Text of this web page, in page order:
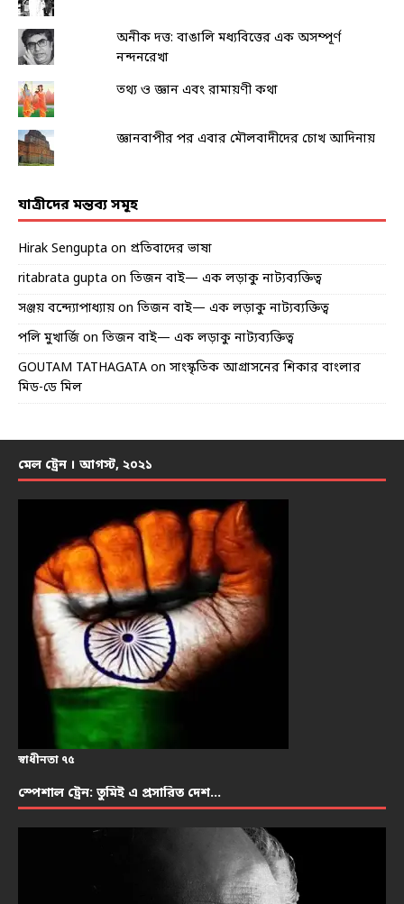
অনীক দত্ত: বাঙালি মধ্যবিত্তের এক অসম্পূর্ণ
নন্দনরেখা
তথ্য ও জ্ঞান এবং রামায়ণী কথা
জ্ঞানবাপীর পর এবার মৌলবাদীদের চোখ আদিনায়
যাত্রীদের মন্তব্য সমূহ
Hirak Sengupta on প্রতিবাদের ভাষা
ritabrata gupta on তিজন বাই— এক লড়াকু নাট্যব্যক্তিত্ব
সঞ্জয় বন্দ্যোপাধ্যায় on তিজন বাই— এক লড়াকু নাট্যব্যক্তিত্ব
পলি মুখার্জি on তিজন বাই— এক লড়াকু নাট্যব্যক্তিত্ব
GOUTAM TATHAGATA on সাংস্কৃতিক আগ্রাসনের শিকার বাংলার
মিড-ডে মিল
মেল ট্রেন । আগস্ট, ২০২১
স্বাধীনতা ৭৫
স্পেশাল ট্রেন: তুমিই এ প্রসারিত দেশ…